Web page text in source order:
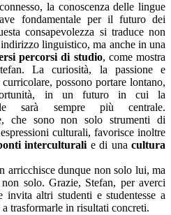
la conoscenza delle lingue
fondamentale per il futuro dei
consapevolezza si traduce non
linguistico, ma anche in una
percorsi di studio, come mostra
La curiosità, la passione e
possono portare lontano,
in un futuro in cui la
sarà sempre più centrale.
che sono non solo strumenti di
culturali, favorisce inoltre
interculturali e di una cultura
arricchisce dunque non solo lui, ma
solo. Grazie, Stefan, per averci
invita altri studenti e studentesse a
trasformarle in risultati concreti.